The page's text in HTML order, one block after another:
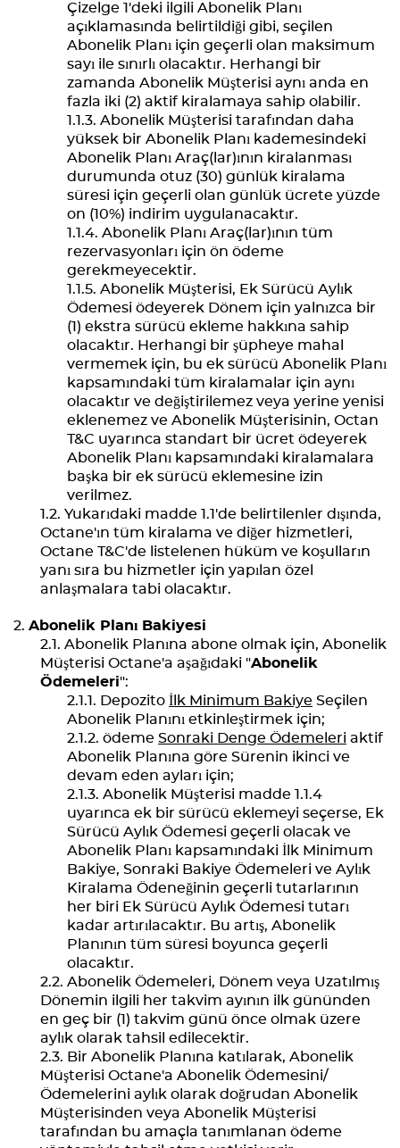
Çizelge 1'deki ilgili Abonelik Planı
açıklamasında belirtildiği gibi, seçilen
Abonelik Planı için geçerli olan maksimum
sayı ile sınırlı olacaktır. Herhangi bir
zamanda Abonelik Müşterisi aynı anda en
fazla iki (2) aktif kiralamaya sahip olabilir.
Abonelik Müşterisi tarafından daha
yüksek bir Abonelik Planı kademesindeki
Abonelik Planı Araç(lar)ının kiralanması
durumunda otuz (30) günlük kiralama
süresi için geçerli olan günlük ücrete yüzde
on (10%) indirim uygulanacaktır.
Abonelik Planı Araç(lar)ının tüm
rezervasyonları için ön ödeme
gerekmeyecektir.
Abonelik Müşterisi, Ek Sürücü Aylık
Ödemesi ödeyerek Dönem için yalnızca bir
(1) ekstra sürücü ekleme hakkına sahip
olacaktır. Herhangi bir şüpheye mahal
vermemek için, bu ek sürücü Abonelik Planı
kapsamındaki tüm kiralamalar için aynı
olacaktır ve değiştirilemez veya yerine yenisi
eklenemez ve Abonelik Müşterisinin, Octan
T&C uyarınca standart bir ücret ödeyerek
Abonelik Planı kapsamındaki kiralamalara
başka bir ek sürücü eklemesine izin
verilmez.
Yukarıdaki madde 1.1'de belirtilenler dışında,
Octane'ın tüm kiralama ve diğer hizmetleri,
Octane T&C'de listelenen hüküm ve koşulların
yanı sıra bu hizmetler için yapılan özel
anlaşmalara tabi olacaktır.
Abonelik Planı Bakiyesi
Abonelik Planına abone olmak için, Abonelik
Müşterisi Octane'a aşağıdaki "Abonelik
Ödemeleri":
Depozito İlk Minimum Bakiye Seçilen
Abonelik Planını etkinleştirmek için;
ödeme Sonraki Denge Ödemeleri aktif
Abonelik Planına göre Sürenin ikinci ve
devam eden ayları için;
Abonelik Müşterisi madde 1.1.4
uyarınca ek bir sürücü eklemeyi seçerse, Ek
Sürücü Aylık Ödemesi geçerli olacak ve
Abonelik Planı kapsamındaki İlk Minimum
Bakiye, Sonraki Bakiye Ödemeleri ve Aylık
Kiralama Ödeneğinin geçerli tutarlarının
her biri Ek Sürücü Aylık Ödemesi tutarı
kadar artırılacaktır. Bu artış, Abonelik
Planının tüm süresi boyunca geçerli
olacaktır.
Abonelik Ödemeleri, Dönem veya Uzatılmış
Dönemin ilgili her takvim ayının ilk gününden
en geç bir (1) takvim günü önce olmak üzere
aylık olarak tahsil edilecektir.
Bir Abonelik Planına katılarak, Abonelik
Müşterisi Octane'a Abonelik Ödemesini/
Ödemelerini aylık olarak doğrudan Abonelik
Müşterisinden veya Abonelik Müşterisi
tarafından bu amaçla tanımlanan ödeme